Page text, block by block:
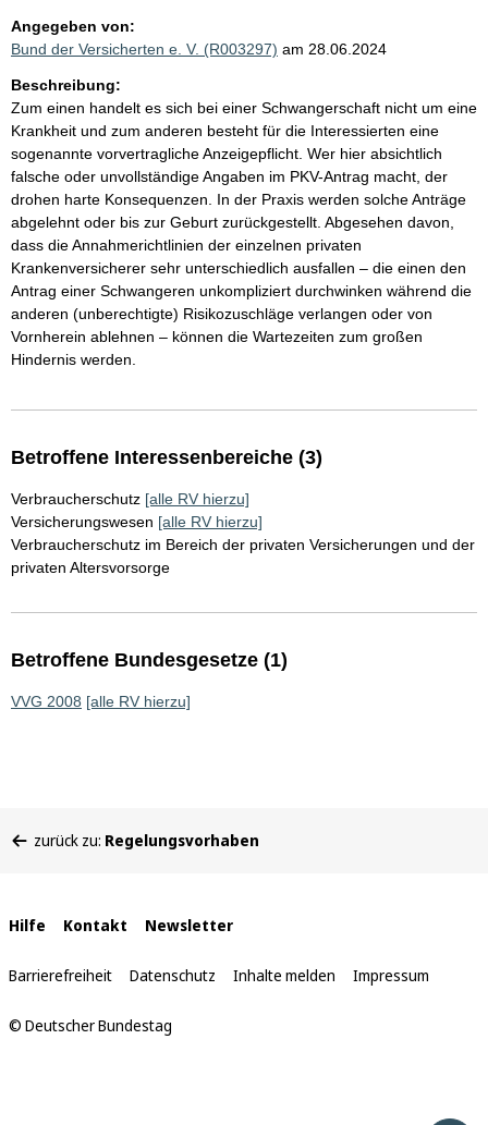
Angegeben von:
Bund der Versicherten e. V. (R003297) am 28.06.2024
Beschreibung:
Zum einen handelt es sich bei einer Schwangerschaft nicht um eine
Krankheit und zum anderen besteht für die Interessierten eine
sogenannte vorvertragliche Anzeigepflicht. Wer hier absichtlich
falsche oder unvollständige Angaben im PKV-Antrag macht, der
drohen harte Konsequenzen. In der Praxis werden solche Anträge
abgelehnt oder bis zur Geburt zurückgestellt. Abgesehen davon,
dass die Annahmerichtlinien der einzelnen privaten
Krankenversicherer sehr unterschiedlich ausfallen – die einen den
Antrag einer Schwangeren unkompliziert durchwinken während die
anderen (unberechtigte) Risikozuschläge verlangen oder von
Vornherein ablehnen – können die Wartezeiten zum großen
Hindernis werden.
Betroffene Interessenbereiche (3)
Verbraucherschutz [alle RV hierzu]
Versicherungswesen [alle RV hierzu]
Verbraucherschutz im Bereich der privaten Versicherungen und der
privaten Altersvorsorge
Betroffene Bundesgesetze (1)
VVG 2008 [alle RV hierzu]
befinden
zurück zu: Regelungsvorhaben
Interne
Links
Hilfe Kontakt Newsletter
Barrierefreiheit Datenschutz Inhalte melden Impressum
© Deutscher Bundestag